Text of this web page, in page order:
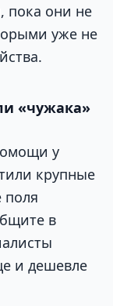
пока они не
уже не
«чужака»
у
крупные
в
и дешевле